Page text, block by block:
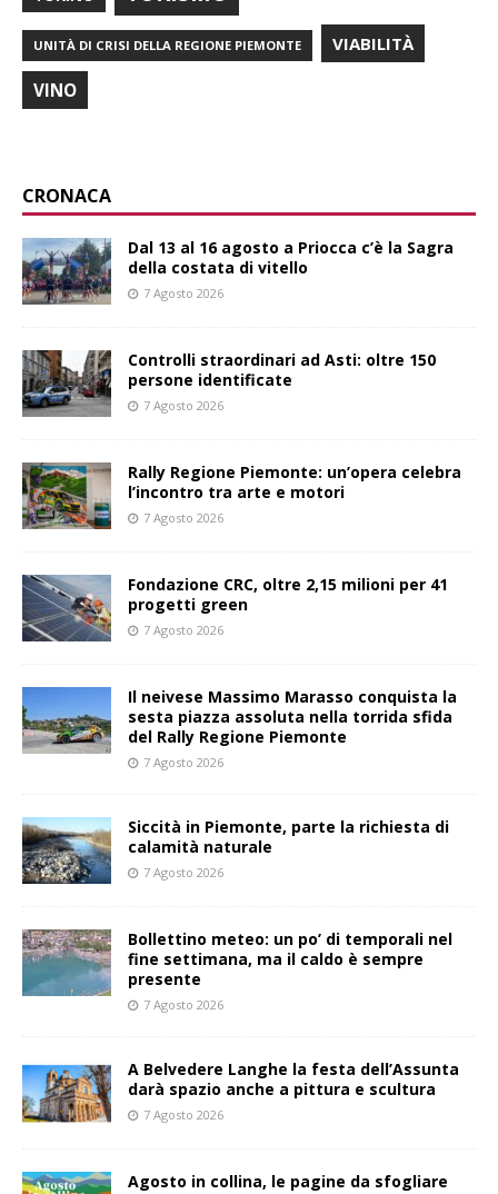
UNITÀ DI CRISI DELLA REGIONE PIEMONTE VIABILITÀ
VINO
CRONACA
Dal 13 al 16 agosto a Priocca c’è la Sagra
della costata di vitello
7 Agosto 2026
Controlli straordinari ad Asti: oltre 150
persone identificate
7 Agosto 2026
Rally Regione Piemonte: un’opera celebra
l’incontro tra arte e motori
7 Agosto 2026
Fondazione CRC, oltre 2,15 milioni per 41
progetti green
7 Agosto 2026
Il neivese Massimo Marasso conquista la
sesta piazza assoluta nella torrida sfida
del Rally Regione Piemonte
7 Agosto 2026
Siccità in Piemonte, parte la richiesta di
calamità naturale
7 Agosto 2026
Bollettino meteo: un po’ di temporali nel
fine settimana, ma il caldo è sempre
presente
7 Agosto 2026
A Belvedere Langhe la festa dell’Assunta
darà spazio anche a pittura e scultura
7 Agosto 2026
Agosto in collina, le pagine da sfogliare